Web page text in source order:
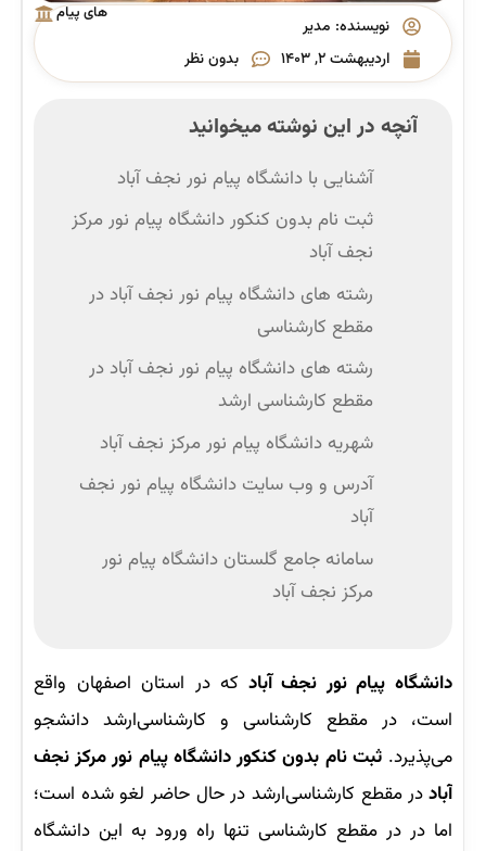
نویسنده: مدیر
اردیبهشت ۲, ۱۴۰۳
بدون نظر
های پیام
آنچه در این نوشته میخوانید
آشنایی با دانشگاه پیام نور نجف آباد
ثبت نام بدون کنکور دانشگاه پیام نور مرکز
نجف آباد
رشته‌ های دانشگاه پیام نور نجف آباد در
مقطع کارشناسی
رشته های دانشگاه پیام نور نجف آباد در
مقطع کارشناسی ارشد
شهریه دانشگاه پیام نور مرکز نجف آباد
آدرس و وب‌ سایت دانشگاه پیام نور نجف
آباد
سامانه جامع گلستان دانشگاه پیام نور
مرکز نجف آباد
دانشگاه پیام نور نجف آباد که در استان اصفهان واقع
است، در مقطع کارشناسی و کارشناسی‌ارشد دانشجو
می‌پذیرد.ثبت نام بدون کنکور دانشگاه پیام نور مرکز نجف
آباددر مقطع کارشناسی‌ارشد در حال حاضر لغو شده است؛
اما در در مقطع کارشناسی تنها راه ورود به این دانشگاه